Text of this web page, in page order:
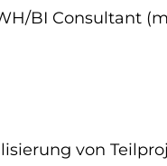
BI Consultant
von